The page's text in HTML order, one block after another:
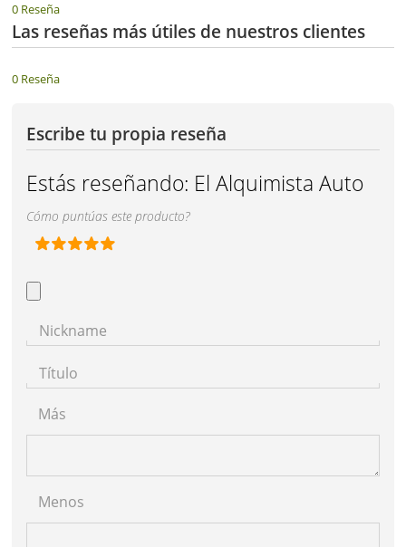
0 Reseña
Las reseñas más útiles de nuestros clientes
0 Reseña
Escribe tu propia reseña
Estás reseñando: El Alquimista Auto
Cómo puntúas este producto?
Nickname
Título
Más
Menos